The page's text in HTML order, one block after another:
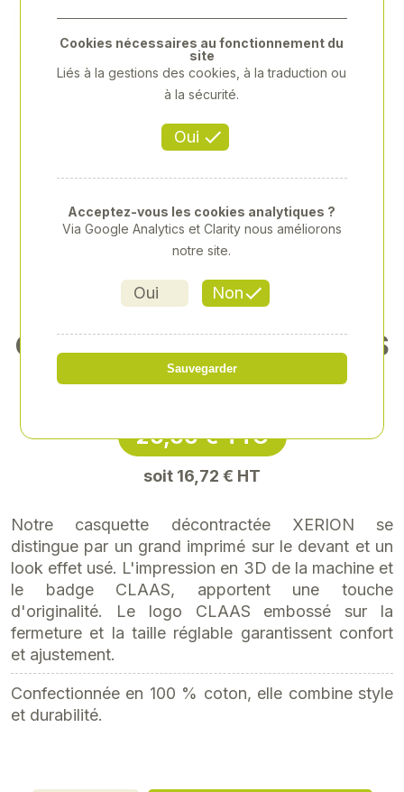
CASQUETTE XERION CLAAS
20,06 € TTC
soit 16,72 € HT
Notre casquette décontractée XERION se
distingue par un grand imprimé sur le devant et un
look effet usé. L'impression en 3D de la machine et
le badge CLAAS, apportent une touche
d'originalité. Le logo CLAAS embossé sur la
fermeture et la taille réglable garantissent confort
et ajustement.
Confectionnée en 100 % coton, elle combine style
et durabilité.
Oui
Cookies nécessaires au fonctionnement du
site
Liés à la gestions des cookies, à la traduction ou
à la sécurité.
Oui Non
Acceptez-vous les cookies analytiques ?
Via Google Analytics et Clarity nous améliorons
notre site.
Sauvegarder